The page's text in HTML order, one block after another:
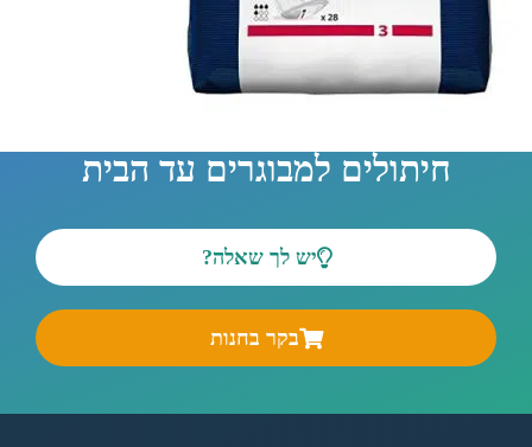
חיתולים למבוגרים עד הבית
יש לך שאלה?
בקר בחנות